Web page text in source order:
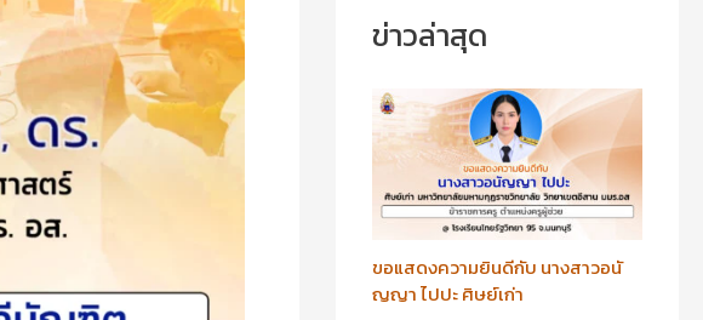
ข่าวล่าสุด
ขอแสดงความยินดีกับ นางสาวอนั
ญญา ไปปะ ศิษย์เก่า
า
ส
า
ว
นั
ญ
ญ
า
า
ส
า
ว
า
รี
ย
า
-